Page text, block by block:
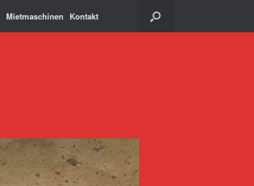
Mietmaschinen Kontakt